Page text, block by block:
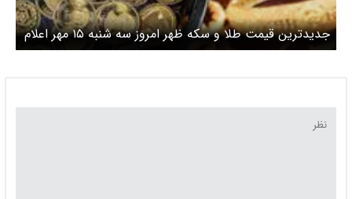
جدیدترین قیمت طلا و سکه ظهر امروز سه شنبه ۱۵ مهر اعلام
شد / طلا بالا رفت، سکه صعودی شد + جدول